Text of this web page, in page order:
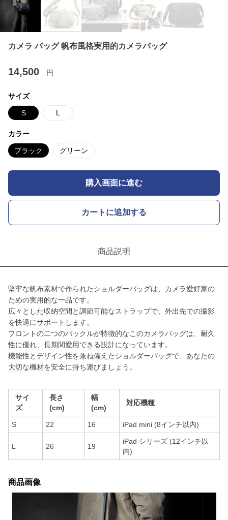
カメラ バッグ 帆布風格実用的カメラバッグ
14,500 円
サイズ
S L
カラー
ブラック グリーン
購入画面に進む
カートに追加する
商品説明
堅牢な帆布素材で作られたショルダーバッグは、カメラ愛好家の
ための実用的な一品です。
広々とした収納空間と調節可能なストラップで、外出先での撮影
を快適にサポートします。
フロントの二つのバックルが特徴的なこのカメラバッグは、耐久
性に優れ、長期間愛用できる設計になっています。
機能性とデザイン性を兼ね備えたショルダーバッグで、あなたの
大切な機材を安全に持ち運びましょう。
サイ
ズ
長さ
(cm)
幅
(cm)
対応機種
S 22 16 iPad mini (8インチ以内)
L 26 19
iPad シリーズ (12インチ以
内)
商品画像